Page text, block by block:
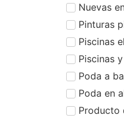
Nuevas
Pinturas
Piscinas
Piscinas
Poda a
Poda en
Producto